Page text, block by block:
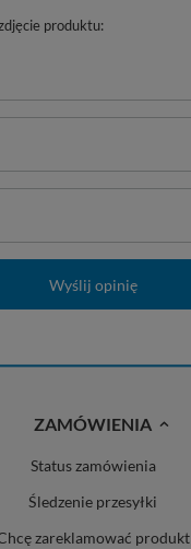
produktu:
Wyślij opinię
ZAMÓWIENIA
Status zamówienia
Śledzenie przesyłki
zareklamować produkt